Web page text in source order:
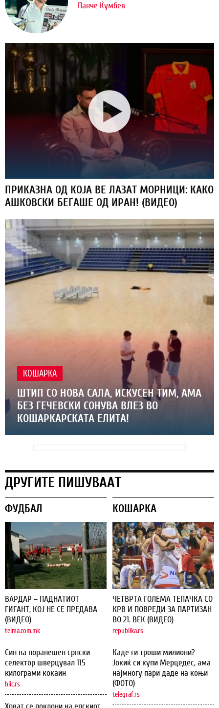
Панче Ќумбев
ПРИКАЗНА ОД КОЈА ВЕ ЛАЗАТ МОРНИЦИ: КАКО
АШКОВСКИ БЕГАШЕ ОД ИРАН! (ВИДЕО)
КОШАРКА
ШТИП СО НОВА САЛА, ИСКУСЕН ТИМ, АМА
БЕЗ ГЕЧЕВСКИ СОНУВА ВЛЕЗ ВО
КОШАРКАРСКАТА ЕЛИТА!
ДРУГИТЕ ПИШУВААТ
ФУДБАЛ
ВАРДАР – ПАДНАТИОТ
ГИГАНТ, КОЈ НЕ СЕ ПРЕДАВА
(ВИДЕО)
telma.com.mk
Син на поранешен српски
селектор шверцувал 115
килограми кокаин
blic.rs
КОШАРКА
ЧЕТВРТА ГОЛЕМА ТЕПАЧКА СО
КРВ И ПОВРЕДИ ЗА ПАРТИЗАН
ВО 21. ВЕК (ВИДЕО)
republika.rs
Каде ги троши милиони?
Јокиќ си купи Мерцедес, ама
најмногу пари даде на коњи
(ФОТО)
telegraf.rs